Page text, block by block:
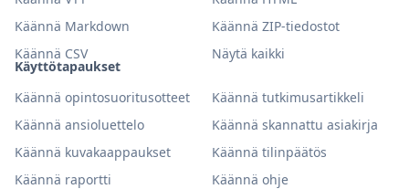
Käyttötapaukset
Käännä opintosuoritusotteet
Käännä tutkimusartikkeli
Käännä ansioluettelo
Käännä skannattu asiakirja
Käännä kuvakaappaukset
Käännä tilinpäätös
Käännä raportti
Käännä ohje
Käännä Markdown
Käännä ZIP-tiedostot
Käännä CSV
Näytä kaikki